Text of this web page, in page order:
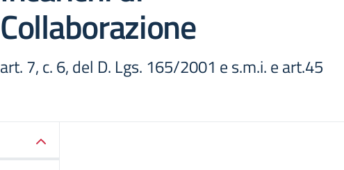
Collaborazione
art. 7, c. 6, del D. Lgs. 165/2001 e s.m.i. e art.45